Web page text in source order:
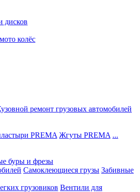
дисков
колёс
ремонт грузовых автомобилей
PREMA Жгуты PREMA ...
буры и фрезы
Самоклеющиеся грузы Забивные
грузовиков Вентили для